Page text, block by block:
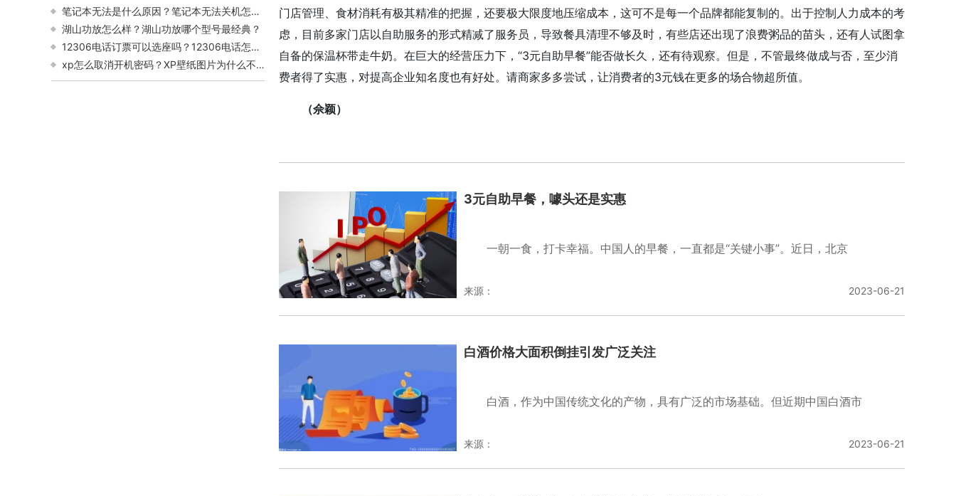
笔记本无法是什么原因？笔记本无法关机怎么办？
湖山功放怎么样？湖山功放哪个型号最经典？
12306电话订票可以选座吗？12306电话怎么转人工客服？
xp怎么取消开机密码？XP壁纸图片为什么不显示？
门店管理、食材消耗有极其精准的把握，还要极大限度地压缩成本，这可不是每一个品牌都能复制的。出于控制人力成本的考
虑，目前多家门店以自助服务的形式精减了服务员，导致餐具清理不够及时，有些店还出现了浪费粥品的苗头，还有人试图拿
自备的保温杯带走牛奶。在巨大的经营压力下，“3元自助早餐”能否做长久，还有待观察。但是，不管最终做成与否，至少消
费者得了实惠，对提高企业知名度也有好处。请商家多多尝试，让消费者的3元钱在更多的场合物超所值。
（佘颖）
3元自助早餐，噱头还是实惠
一朝一食，打卡幸福。中国人的早餐，一直都是“关键小事”。近日，北京
来源： 2023-06-21
白酒价格大面积倒挂引发广泛关注
白酒，作为中国传统文化的产物，具有广泛的市场基础。但近期中国白酒市
来源： 2023-06-21